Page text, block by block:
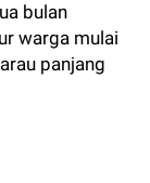
bulan
warga mulai
panjang